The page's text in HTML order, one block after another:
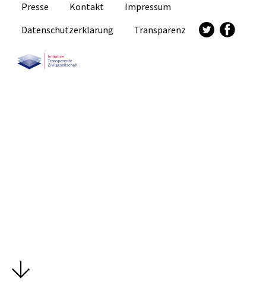
Presse Kontakt
Impressum
Datenschutzerklärung
Transparenz